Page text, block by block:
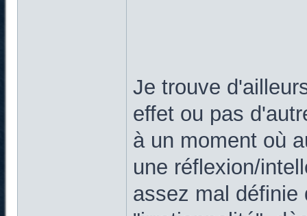
Je trouve
effet ou pas
à un moment où
une réflexion/
assez mal définie